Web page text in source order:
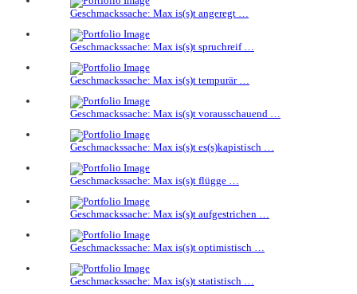
Geschmackssache: Max is(s)t angeregt …
Geschmackssache: Max is(s)t spruchreif …
Geschmackssache: Max is(s)t tempurär …
Geschmackssache: Max is(s)t vorausschauend …
Geschmackssache: Max is(s)t es(s)kapistisch …
Geschmackssache: Max is(s)t flügge …
Geschmackssache: Max is(s)t aufgestrichen …
Geschmackssache: Max is(s)t optimistisch …
Geschmackssache: Max is(s)t statistisch …